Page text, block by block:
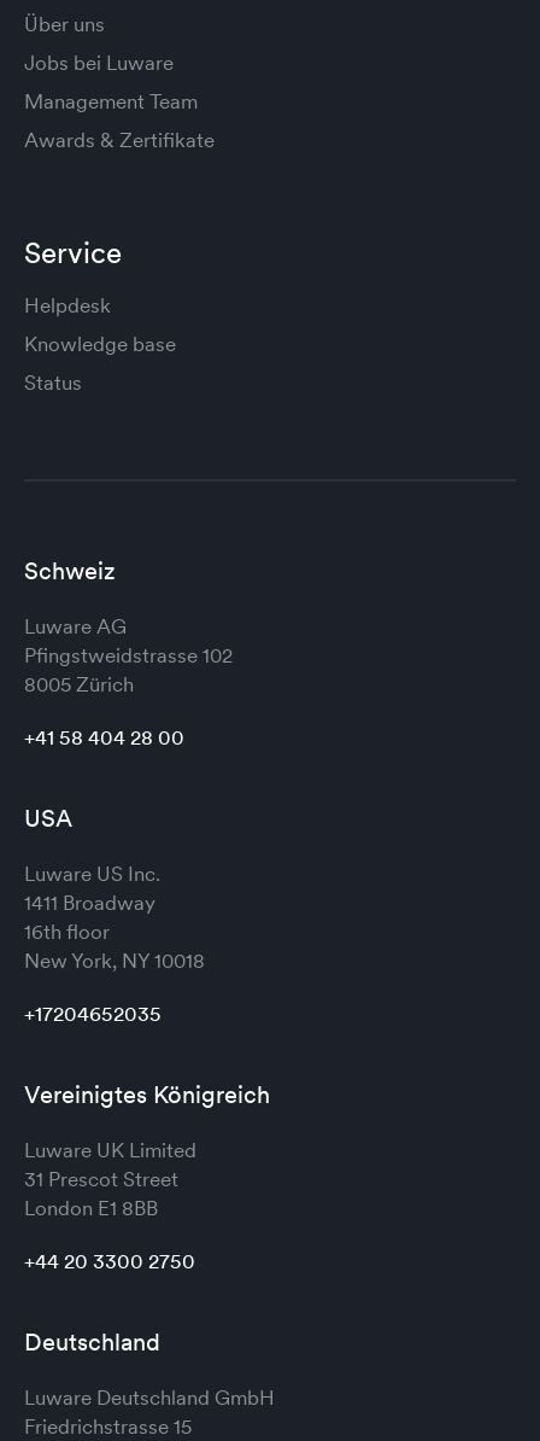
Über uns
Jobs bei Luware
Management Team
Awards & Zertifikate
Service
Helpdesk
Knowledge base
Status
Schweiz
Luware AG
Pfingstweidstrasse 102
8005 Zürich
+41 58 404 28 00
USA
Luware US Inc.
1411 Broadway
16th floor
New York, NY 10018
+17204652035
Vereinigtes Königreich
Luware UK Limited
31 Prescot Street
London E1 8BB
+44 20 3300 2750
Deutschland
Luware Deutschland GmbH
Friedrichstrasse 15